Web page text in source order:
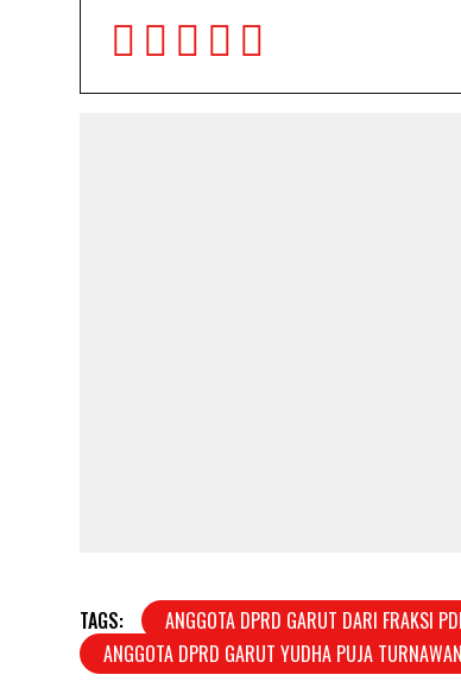
TAGS:
ANGGOTA DPRD GARUT DARI FRAKSI
ANGGOTA DPRD GARUT YUDHA PUJA TURNAWAN